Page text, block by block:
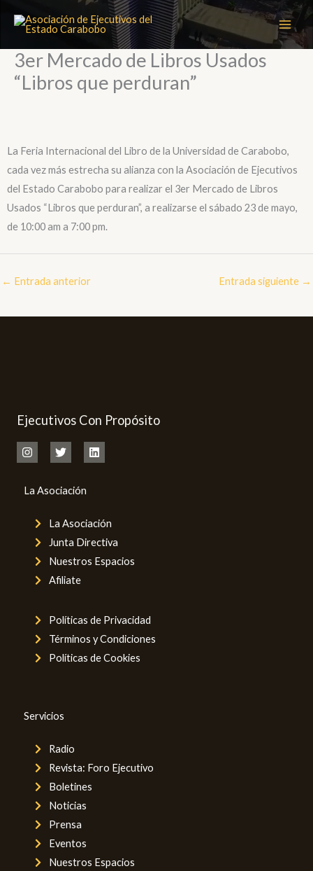
contenido
3er Mercado de Libros Usados
“Libros que perduran”
La Feria Internacional del Libro de la Universidad de Carabobo,
cada vez más estrecha su alianza con la Asociación de Ejecutivos
del Estado Carabobo para realizar el 3er Mercado de Libros
Usados “Libros que perduran”, a realizarse el sábado 23 de mayo,
de 10:00 am a 7:00 pm.
← Entrada anterior Entrada siguiente →
Ejecutivos Con Propósito
La Asociación
La Asociación
Junta Directiva
Nuestros Espacios
Afiliate
Políticas de Privacidad
Términos y Condiciones
Políticas de Cookies
Servicios
Radio
Revista: Foro Ejecutivo
Boletines
Noticias
Prensa
Eventos
Nuestros Espacios